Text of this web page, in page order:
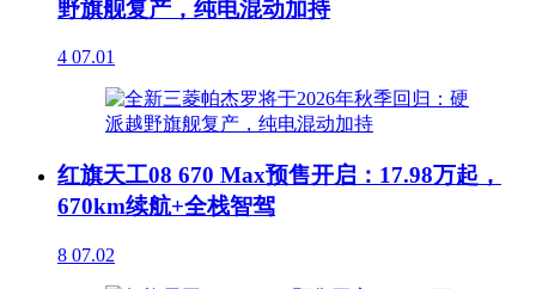
野旗舰复产，纯电混动加持
4 07.01
红旗天工08 670 Max预售开启：17.98万起，
670km续航+全栈智驾
8 07.02